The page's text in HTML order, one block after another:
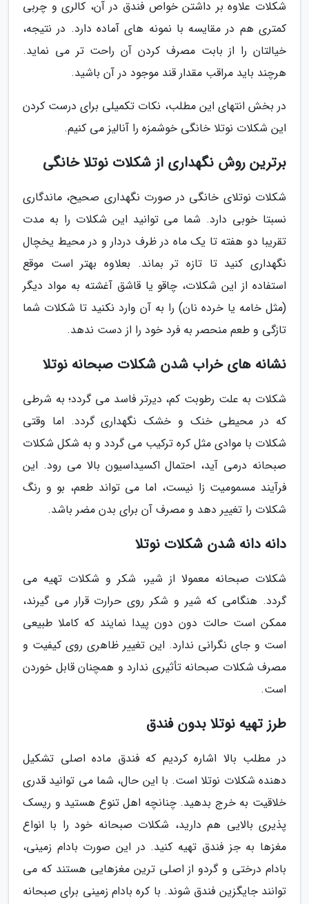
شکلات علاوه بر داشتن خواص فندق در آن، کالری و چربی
کمتری هم در مقایسه با نمونه های آماده دارد. در نتیجه،
خیالتان را از بابت مصرف کردن آن راحت تر می نماید.
هرچند باید مراقب مقدار قند موجود در آن باشید.
در بخش انتهای این مطلب، نکات تکمیلی برای درست کردن
این شکلات نوتلا خانگی خوشمزه را آنالیز می کنیم.
برترین روش نگهداری از شکلات نوتلا خانگی
شکلات نوتلای خانگی در صورت نگهداری صحیح، ماندگاری
نسبتا خوبی دارد. شما می توانید این شکلات را به مدت
تقریبا دو هفته تا یک ماه در ظرف دردار و در محیط یخچال
نگهداری کنید تا تازه تر بماند. بعلاوه بهتر است موقع
استفاده از این شکلات، چاقو یا قاشق آغشته به مواد دیگر
(مثل خامه یا خرده نان) را به آن وارد نکنید تا شکلات شما
تازگی و طعم منحصر به فرد خود را از دست ندهد.
نشانه های خراب شدن شکلات صبحانه نوتلا
شکلات به علت رطوبت کم، دیرتر فاسد می گردد؛ به شرطی
که در محیطی خنک و خشک نگهداری گردد. اما وقتی
شکلات با موادی مثل کره ترکیب می گردد و به شکل شکلات
صبحانه درمی آید، احتمال اکسیداسیون بالا می رود. این
فرآیند مسمومیت زا نیست، اما می تواند طعم، بو و رنگ
شکلات را تغییر دهد و مصرف آن برای بدن مضر باشد.
دانه دانه شدن شکلات نوتلا
شکلات صبحانه معمولا از شیر، شکر و شکلات تهیه می
گردد. هنگامی که شیر و شکر روی حرارت قرار می گیرند،
ممکن است حالت دون دون پیدا نمایند که کاملا طبیعی
است و جای نگرانی ندارد. این تغییر ظاهری روی کیفیت و
مصرف شکلات صبحانه تأثیری ندارد و همچنان قابل خوردن
است.
طرز تهیه نوتلا بدون فندق
در مطلب بالا اشاره کردیم که فندق ماده اصلی تشکیل
دهنده شکلات نوتلا است. با این حال، شما می توانید قدری
خلاقیت به خرج بدهید. چنانچه اهل تنوع هستید و ریسک
پذیری بالایی هم دارید، شکلات صبحانه خود را با انواع
مغزها به جز فندق تهیه کنید. در این صورت بادام زمینی،
بادام درختی و گردو از اصلی ترین مغزهایی هستند که می
توانند جایگزین فندق شوند. با کره بادام زمینی برای صبحانه